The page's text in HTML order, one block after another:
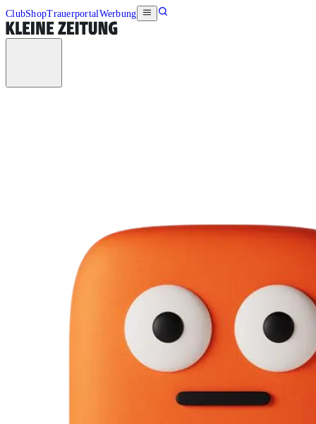
ClubShopTrauerportalWerbung